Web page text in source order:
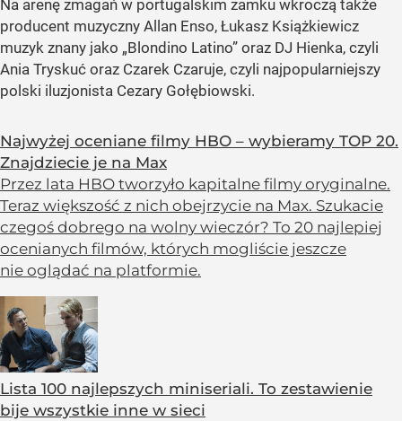
Na arenę zmagań w portugalskim zamku wkroczą także
producent muzyczny Allan Enso, Łukasz Książkiewicz
muzyk znany jako „Blondino Latino” oraz DJ Hienka, czyli
Ania Tryskuć oraz Czarek Czaruje, czyli najpopularniejszy
polski iluzjonista Cezary Gołębiowski.
Najwyżej oceniane filmy HBO – wybieramy TOP 20.
Znajdziecie je na Max
Przez lata HBO tworzyło kapitalne filmy oryginalne.
Teraz większość z nich obejrzycie na Max. Szukacie
czegoś dobrego na wolny wieczór? To 20 najlepiej
ocenianych filmów, których mogliście jeszcze
nie oglądać na platformie.
Lista 100 najlepszych miniseriali. To zestawienie
bije wszystkie inne w sieci